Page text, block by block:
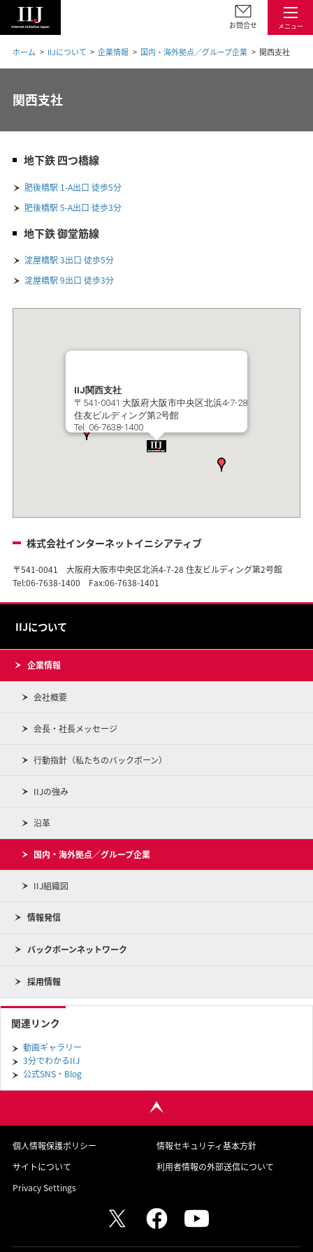
メニュー
お問合せ
ホーム IIJについて 企業情報 国内・海外拠点／グループ企業 関西支社
関西支社
地下鉄 四つ橋線
肥後橋駅 1-A出口 徒歩5分
肥後橋駅 5-A出口 徒歩3分
地下鉄 御堂筋線
淀屋橋駅 3出口 徒歩5分
淀屋橋駅 9出口 徒歩3分
IIJ関西支社
〒541-0041 大阪府大阪市中央区北浜4-7-28
住友ビルディング第2号館
Tel: 06-7638-1400
株式会社インターネットイニシアティブ
〒541-0041 大阪府大阪市中央区北浜4-7-28 住友ビルディング第2号館
Tel:06-7638-1400 Fax:06-7638-1401
IIJについて
企業情報
会社概要
会長・社長メッセージ
行動指針（私たちのバックボーン）
IIJの強み
沿革
国内・海外拠点／グループ企業
IIJ組織図
情報発信
バックボーンネットワーク
採用情報
関連リンク
動画ギャラリー
3分でわかるIIJ
公式SNS・Blog
個人情報保護ポリシー
情報セキュリティ基本方針
サイトについて
利用者情報の外部送信について
Privacy Settings